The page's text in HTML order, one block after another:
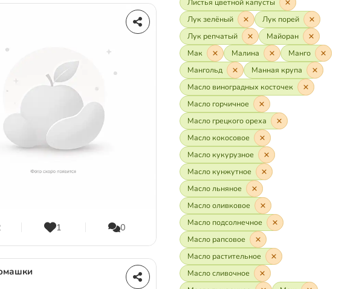
1 0
Листья цветной капусты
Лук зелёный
Лук порей
Лук репчатый
Майоран
Мак
Малина
Манго
Мангольд
Манная крупа
Масло виноградных косточек
Масло горчичное
Масло грецкого ореха
Масло кокосовое
Масло кукурузное
Масло кунжутное
Масло льняное
Масло оливковое
Масло подсолнечное
Масло рапсовое
Масло растительное
Масло сливочное